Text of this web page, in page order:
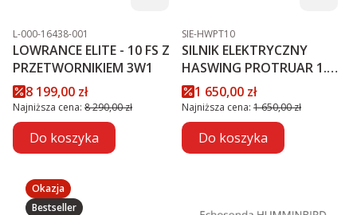
Kod produktu
L-000-16438-001
LOWRANCE ELITE - 10 FS Z
PRZETWORNIKIEM 3W1
Cena promocyjna
8 199,00 zł
Najniższa cena: 8 290,00 zł
Do koszyka
Kod produktu
SIE-HWPT10
SILNIK ELEKTRYCZNY
HASWING PROTRUAR 1.0 -
12VCena promocyjna
1 650,00 zł
Najniższa cena: 1 650,00 zł
Do koszyka
Okazja
Bestseller